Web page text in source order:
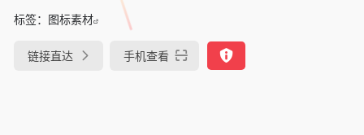
标签： 图标素材
链接直达 手机查看